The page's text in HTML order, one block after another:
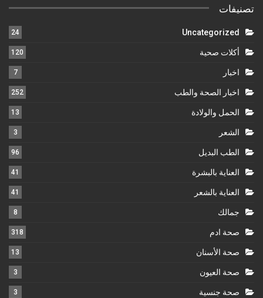
تصنيفات
Uncategorized
24
أكلات صحية 120
اخبار 7
اخبار الصحة والطب 252
الحمل والولادة 13
الشعر 3
الطب البديل 96
العناية بالبشرة 41
العناية بالشعر 41
جمالك 8
صحة ادم 318
صحة الأسنان 13
صحة العيون 3
صحة جنسية 3